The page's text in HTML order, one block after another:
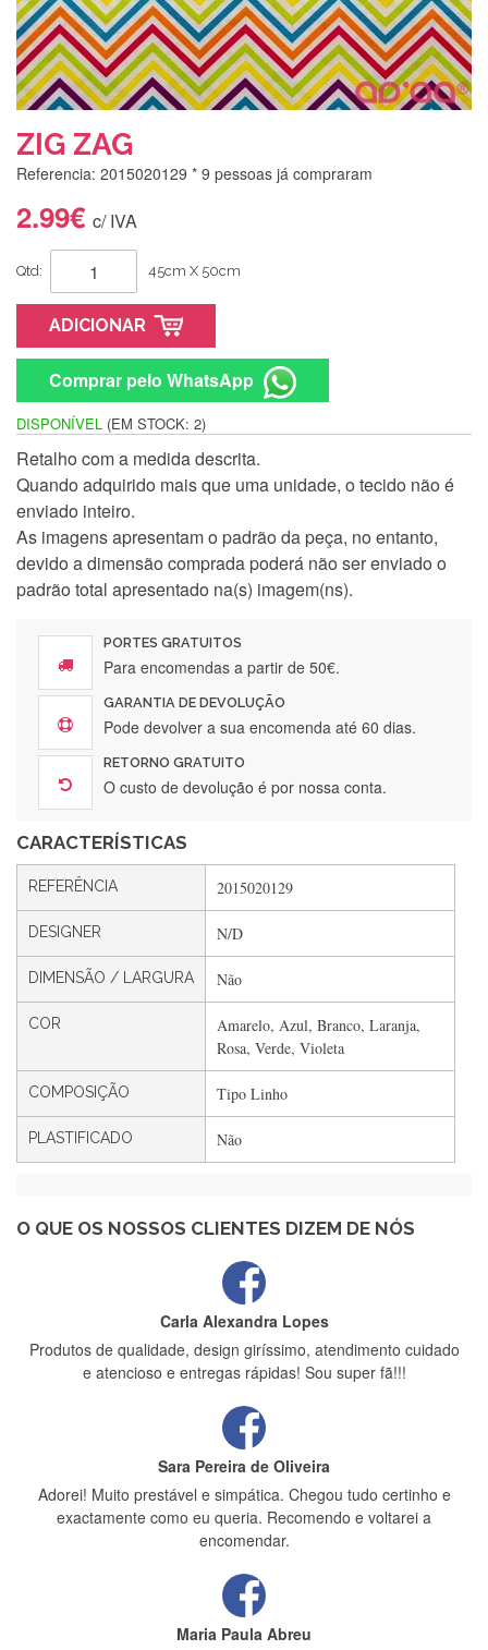
ZIG ZAG
Referencia: 2015020129 * 9 pessoas já compraram
2.99€ c/ IVA
Qtd: 45cm X 50cm
ADICIONAR
Comprar pelo WhatsApp
DISPONÍVEL (EM STOCK: 2)
Retalho com a medida descrita.
Quando adquirido mais que uma unidade, o tecido não é
enviado inteiro.
As imagens apresentam o padrão da peça, no entanto,
devido a dimensão comprada poderá não ser enviado o
padrão total apresentado na(s) imagem(ns).
PORTES GRATUITOS
Para encomendas a partir de 50€.
GARANTIA DE DEVOLUÇÃO
Pode devolver a sua encomenda até 60 dias.
RETORNO GRATUITO
O custo de devolução é por nossa conta.
CARACTERÍSTICAS
REFERÊNCIA 2015020129
DESIGNER N/D
DIMENSÃO / LARGURA Não
COR
Amarelo, Azul, Branco, Laranja,
Rosa, Verde, Violeta
COMPOSIÇÃO Tipo Linho
PLASTIFICADO Não
O QUE OS NOSSOS CLIENTES DIZEM DE NÓS
Encomenda direitinha. Rapidez e segurança. Volto a
encomendar.
Silvia André
Gostei ,Serviço bastante rápido. recomendo
Filipa Freire
Rápido, atendimento 5*. Hoje chegará a segunda encomenda
feita de muitas certamente❤️
estrelas
Carla Alexandra Lopes
Produtos de qualidade, design giríssimo, atendimento cuidado
e atencioso e entregas rápidas! Sou super fã!!!
Sara Pereira de Oliveira
Adorei! Muito prestável e simpática. Chegou tudo certinho e
exactamente como eu queria. Recomendo e voltarei a
encomendar.
Maria Paula Abreu